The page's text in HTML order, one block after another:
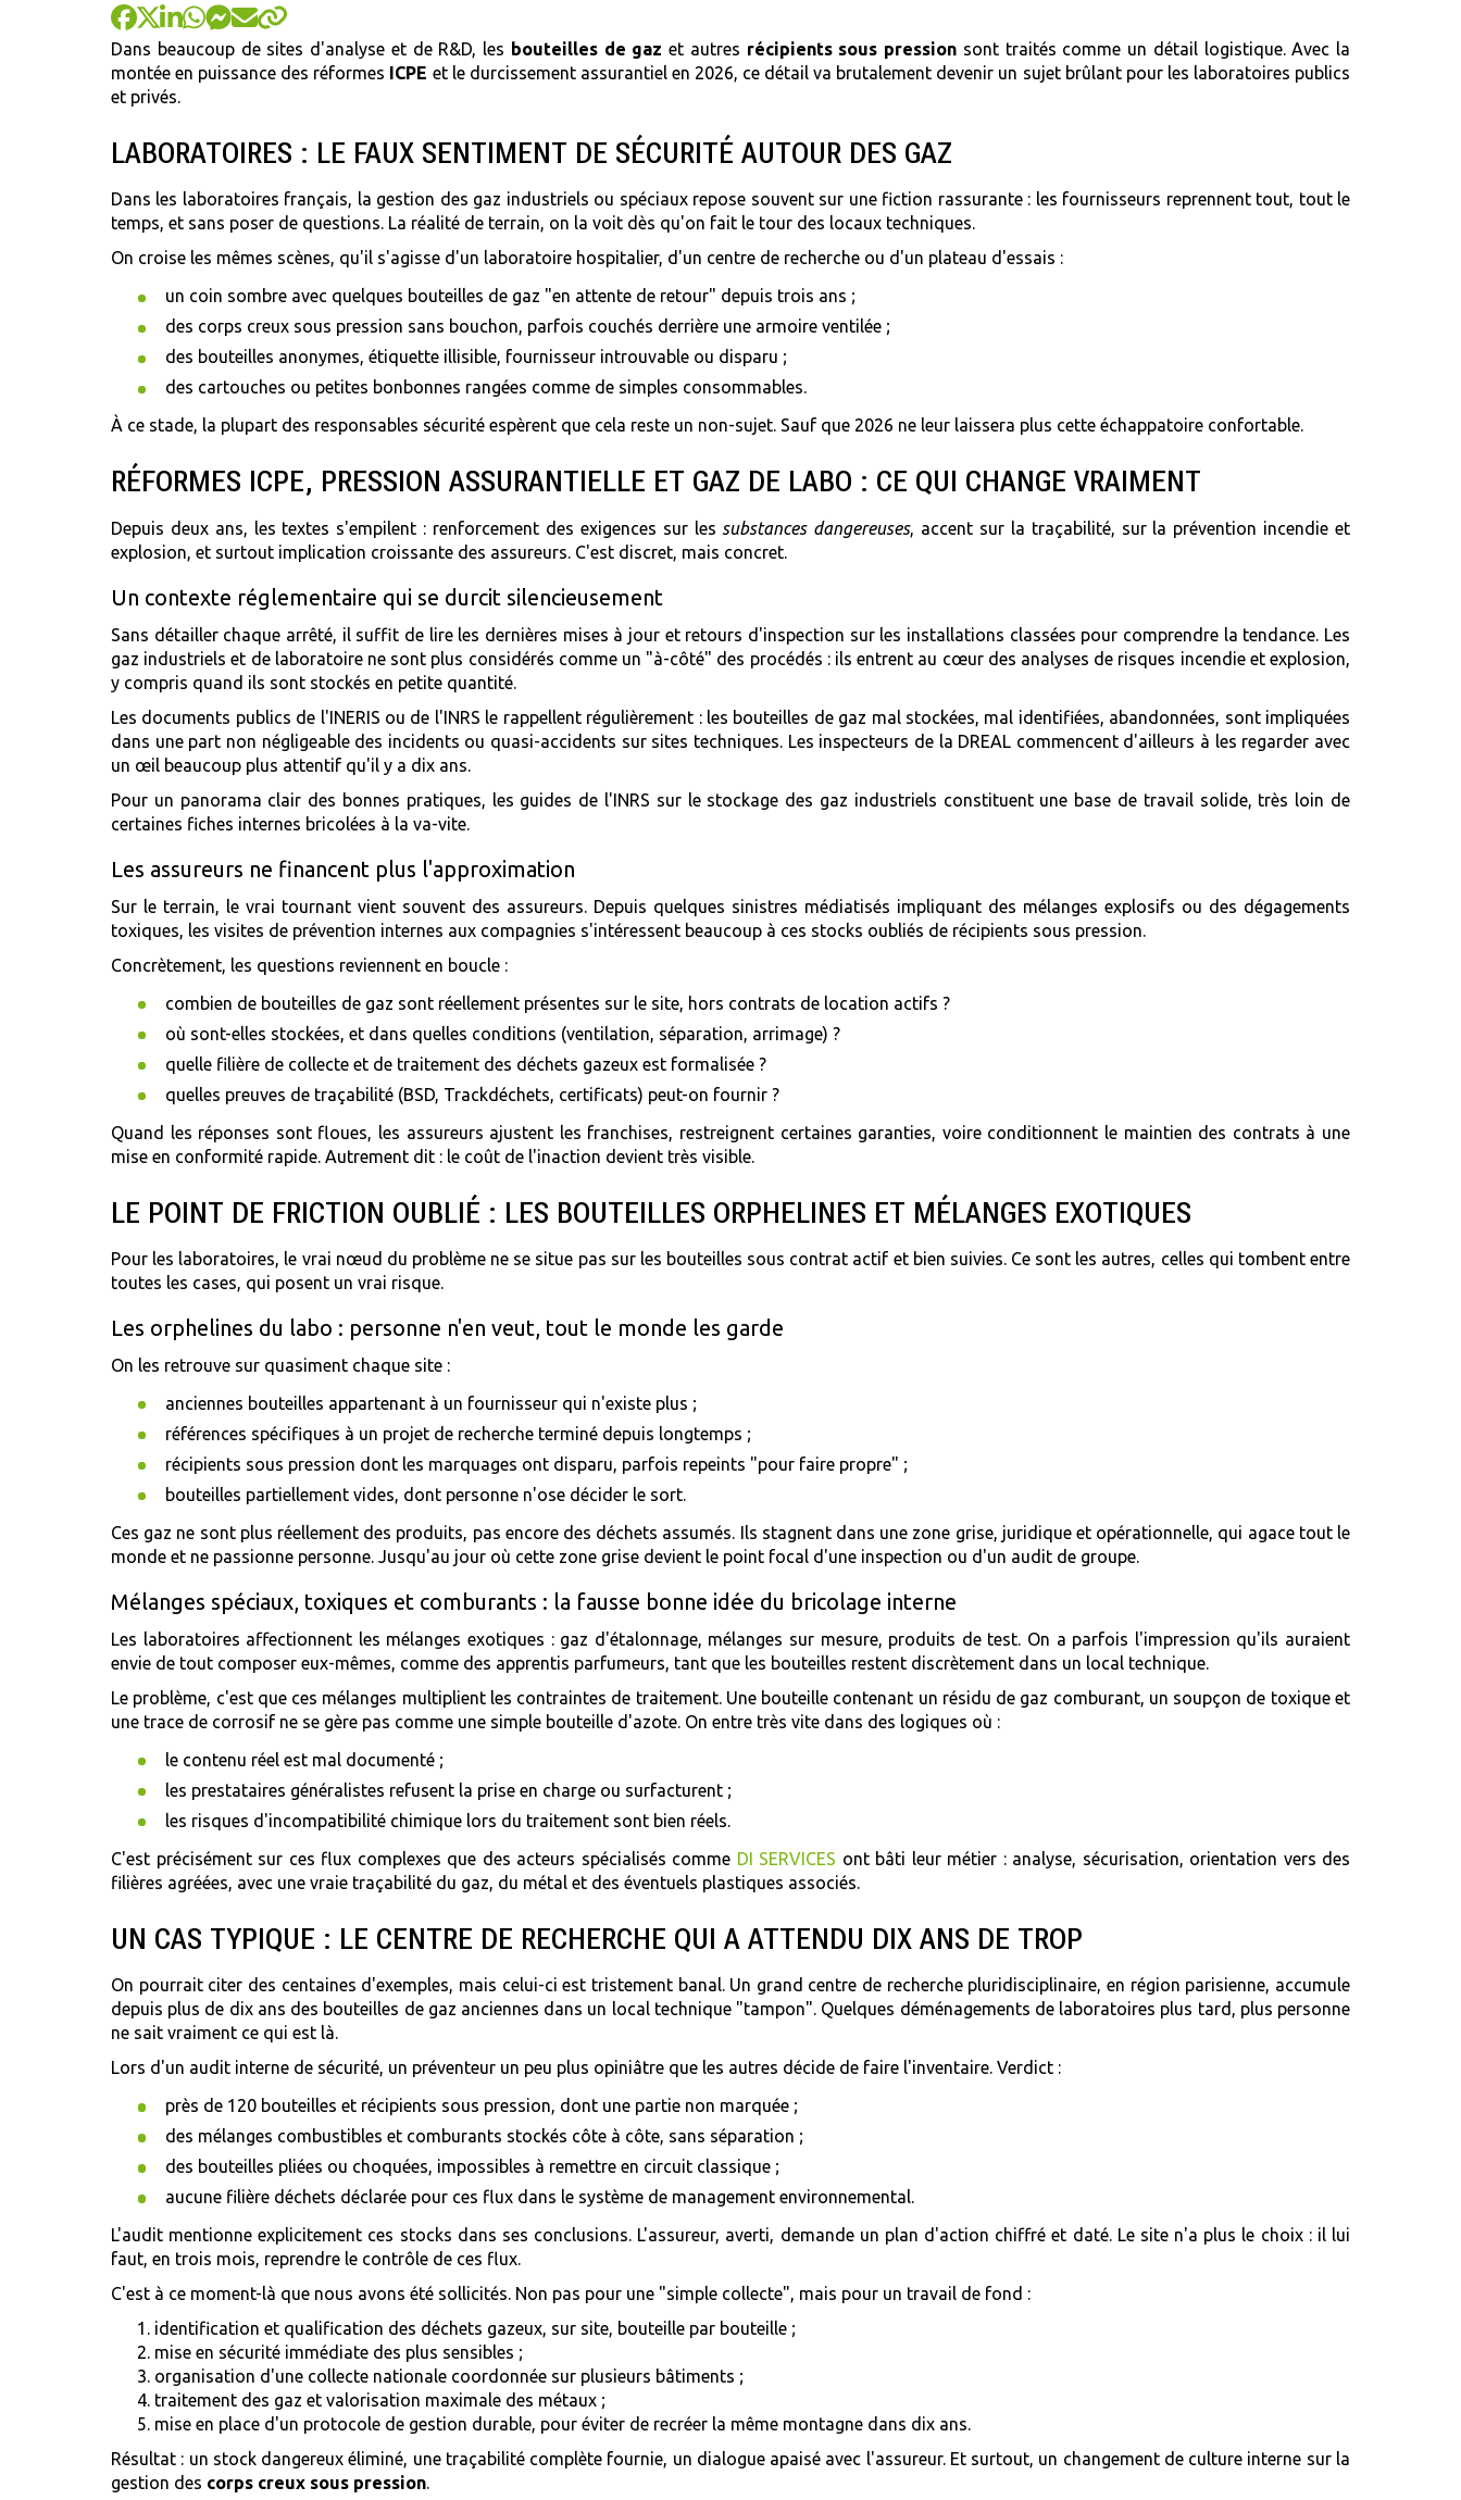
:
par
Dans beaucoup de sites d'analyse et de R&D, les bouteilles de gaz et autres récipients sous pression sont traités comme un détail logistique. Avec la
montée en puissance des réformes ICPE et le durcissement assurantiel en 2026, ce détail va brutalement devenir un sujet brûlant pour les laboratoires publics
et privés.
LABORATOIRES : LE FAUX SENTIMENT DE SÉCURITÉ AUTOUR DES GAZ
Dans les laboratoires français, la gestion des gaz industriels ou spéciaux repose souvent sur une fiction rassurante : les fournisseurs reprennent tout, tout le
temps, et sans poser de questions. La réalité de terrain, on la voit dès qu'on fait le tour des locaux techniques.
On croise les mêmes scènes, qu'il s'agisse d'un laboratoire hospitalier, d'un centre de recherche ou d'un plateau d'essais :
un coin sombre avec quelques bouteilles de gaz "en attente de retour" depuis trois ans ;
des corps creux sous pression sans bouchon, parfois couchés derrière une armoire ventilée ;
des bouteilles anonymes, étiquette illisible, fournisseur introuvable ou disparu ;
des cartouches ou petites bonbonnes rangées comme de simples consommables.
À ce stade, la plupart des responsables sécurité espèrent que cela reste un non-sujet. Sauf que 2026 ne leur laissera plus cette échappatoire confortable.
RÉFORMES ICPE, PRESSION ASSURANTIELLE ET GAZ DE LABO : CE QUI CHANGE VRAIMENT
Depuis deux ans, les textes s'empilent : renforcement des exigences sur les substances dangereuses, accent sur la traçabilité, sur la prévention incendie et
explosion, et surtout implication croissante des assureurs. C'est discret, mais concret.
Un contexte réglementaire qui se durcit silencieusement
Sans détailler chaque arrêté, il suffit de lire les dernières mises à jour et retours d'inspection sur les installations classées pour comprendre la tendance. Les
gaz industriels et de laboratoire ne sont plus considérés comme un "à-côté" des procédés : ils entrent au cœur des analyses de risques incendie et explosion,
y compris quand ils sont stockés en petite quantité.
Les documents publics de l'INERIS ou de l'INRS le rappellent régulièrement : les bouteilles de gaz mal stockées, mal identifiées, abandonnées, sont impliquées
dans une part non négligeable des incidents ou quasi-accidents sur sites techniques. Les inspecteurs de la DREAL commencent d'ailleurs à les regarder avec
un œil beaucoup plus attentif qu'il y a dix ans.
Pour un panorama clair des bonnes pratiques, les guides de l'INRS sur le stockage des gaz industriels constituent une base de travail solide, très loin de
certaines fiches internes bricolées à la va-vite.
Les assureurs ne financent plus l'approximation
Sur le terrain, le vrai tournant vient souvent des assureurs. Depuis quelques sinistres médiatisés impliquant des mélanges explosifs ou des dégagements
toxiques, les visites de prévention internes aux compagnies s'intéressent beaucoup à ces stocks oubliés de récipients sous pression.
Concrètement, les questions reviennent en boucle :
combien de bouteilles de gaz sont réellement présentes sur le site, hors contrats de location actifs ?
où sont-elles stockées, et dans quelles conditions (ventilation, séparation, arrimage) ?
quelle filière de collecte et de traitement des déchets gazeux est formalisée ?
quelles preuves de traçabilité (BSD, Trackdéchets, certificats) peut-on fournir ?
Quand les réponses sont floues, les assureurs ajustent les franchises, restreignent certaines garanties, voire conditionnent le maintien des contrats à une
mise en conformité rapide. Autrement dit : le coût de l'inaction devient très visible.
LE POINT DE FRICTION OUBLIÉ : LES BOUTEILLES ORPHELINES ET MÉLANGES EXOTIQUES
Pour les laboratoires, le vrai nœud du problème ne se situe pas sur les bouteilles sous contrat actif et bien suivies. Ce sont les autres, celles qui tombent entre
toutes les cases, qui posent un vrai risque.
Les orphelines du labo : personne n'en veut, tout le monde les garde
On les retrouve sur quasiment chaque site :
anciennes bouteilles appartenant à un fournisseur qui n'existe plus ;
références spécifiques à un projet de recherche terminé depuis longtemps ;
récipients sous pression dont les marquages ont disparu, parfois repeints "pour faire propre" ;
bouteilles partiellement vides, dont personne n'ose décider le sort.
Ces gaz ne sont plus réellement des produits, pas encore des déchets assumés. Ils stagnent dans une zone grise, juridique et opérationnelle, qui agace tout le
monde et ne passionne personne. Jusqu'au jour où cette zone grise devient le point focal d'une inspection ou d'un audit de groupe.
Mélanges spéciaux, toxiques et comburants : la fausse bonne idée du bricolage interne
Les laboratoires affectionnent les mélanges exotiques : gaz d'étalonnage, mélanges sur mesure, produits de test. On a parfois l'impression qu'ils auraient
envie de tout composer eux-mêmes, comme des apprentis parfumeurs, tant que les bouteilles restent discrètement dans un local technique.
Le problème, c'est que ces mélanges multiplient les contraintes de traitement. Une bouteille contenant un résidu de gaz comburant, un soupçon de toxique et
une trace de corrosif ne se gère pas comme une simple bouteille d'azote. On entre très vite dans des logiques où :
le contenu réel est mal documenté ;
les prestataires généralistes refusent la prise en charge ou surfacturent ;
les risques d'incompatibilité chimique lors du traitement sont bien réels.
C'est précisément sur ces flux complexes que des acteurs spécialisés comme DI SERVICES ont bâti leur métier : analyse, sécurisation, orientation vers des
filières agréées, avec une vraie traçabilité du gaz, du métal et des éventuels plastiques associés.
UN CAS TYPIQUE : LE CENTRE DE RECHERCHE QUI A ATTENDU DIX ANS DE TROP
On pourrait citer des centaines d'exemples, mais celui-ci est tristement banal. Un grand centre de recherche pluridisciplinaire, en région parisienne, accumule
depuis plus de dix ans des bouteilles de gaz anciennes dans un local technique "tampon". Quelques déménagements de laboratoires plus tard, plus personne
ne sait vraiment ce qui est là.
Lors d'un audit interne de sécurité, un préventeur un peu plus opiniâtre que les autres décide de faire l'inventaire. Verdict :
près de 120 bouteilles et récipients sous pression, dont une partie non marquée ;
des mélanges combustibles et comburants stockés côte à côte, sans séparation ;
des bouteilles pliées ou choquées, impossibles à remettre en circuit classique ;
aucune filière déchets déclarée pour ces flux dans le système de management environnemental.
L'audit mentionne explicitement ces stocks dans ses conclusions. L'assureur, averti, demande un plan d'action chiffré et daté. Le site n'a plus le choix : il lui
faut, en trois mois, reprendre le contrôle de ces flux.
C'est à ce moment-là que nous avons été sollicités. Non pas pour une "simple collecte", mais pour un travail de fond :
identification et qualification des déchets gazeux, sur site, bouteille par bouteille ;
mise en sécurité immédiate des plus sensibles ;
organisation d'une collecte nationale coordonnée sur plusieurs bâtiments ;
traitement des gaz et valorisation maximale des métaux ;
mise en place d'un protocole de gestion durable, pour éviter de recréer la même montagne dans dix ans.
Résultat : un stock dangereux éliminé, une traçabilité complète fournie, un dialogue apaisé avec l'assureur. Et surtout, un changement de culture interne sur la
gestion des corps creux sous pression.